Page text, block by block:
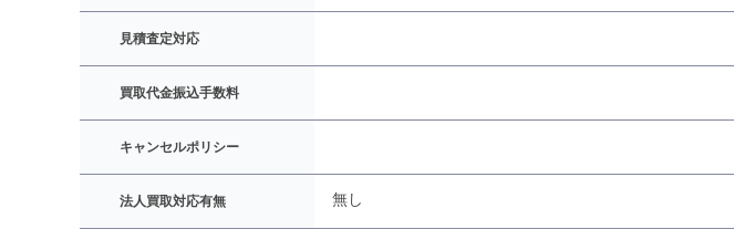
見積査定対応
買取代金振込手数料
キャンセルポリシー
法人買取対応有無 無し